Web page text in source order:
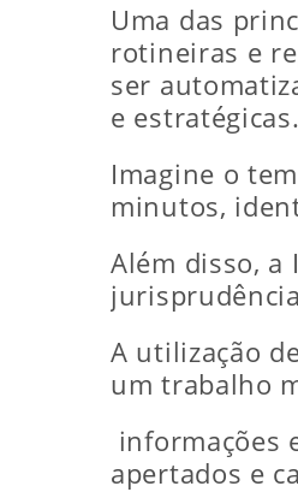
Uma das
rotineiras e
ser
e estratégicas.
Imagine o
minutos,
Além disso, a
A utilização
um trabalho
informações
apertados e